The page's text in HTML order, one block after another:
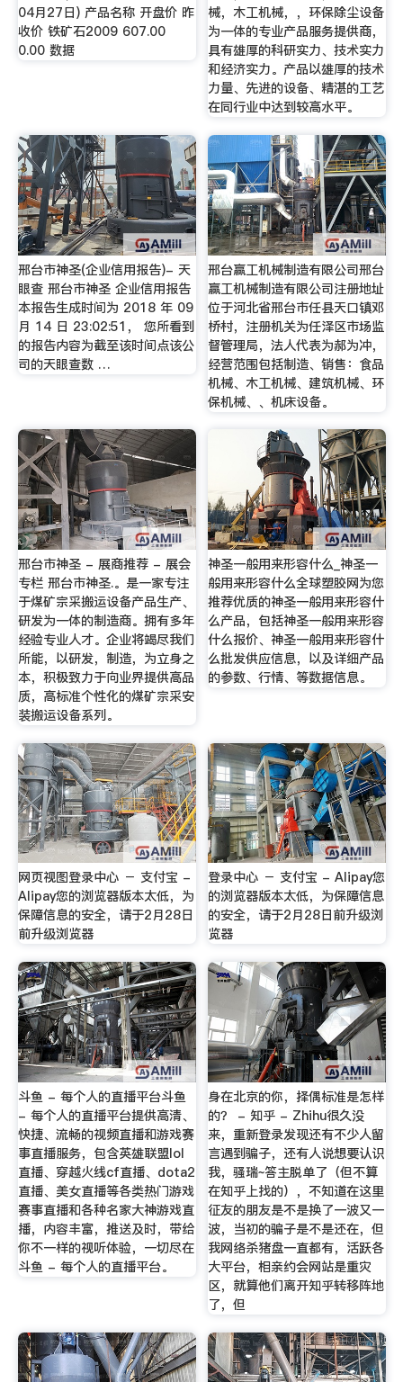
04月27日) 产品名称 开盘价 昨
收价 铁矿石2009 607.00
0.00 数据
械，木工机械，，环保除尘设备
为一体的专业产品服务提供商，
具有雄厚的科研实力、技术实力
和经济实力。产品以雄厚的技术
力量、先进的设备、精湛的工艺
在同行业中达到较高水平。
邢台市神圣(企业信用报告)- 天
眼查 邢台市神圣 企业信用报告
本报告生成时间为 2018 年 09
月 14 日 23:02:51， 您所看到
的报告内容为截至该时间点该公
司的天眼查数 …
邢台赢工机械制造有限公司邢台
赢工机械制造有限公司注册地址
位于河北省邢台市任县天口镇邓
桥村，注册机关为任泽区市场监
督管理局，法人代表为郝为冲，
经营范围包括制造、销售：食品
机械、木工机械、建筑机械、环
保机械、、机床设备。
邢台市神圣 - 展商推荐 - 展会
专栏 邢台市神圣.。是一家专注
于煤矿宗采搬运设备产品生产、
研发为一体的制造商。拥有多年
经验专业人才。企业将竭尽我们
所能，以研发，制造，为立身之
本，积极致力于向业界提供高品
质，高标准个性化的煤矿宗采安
装搬运设备系列。
神圣一般用来形容什么_神圣一
般用来形容什么全球塑胶网为您
推荐优质的神圣一般用来形容什
么产品，包括神圣一般用来形容
什么报价、神圣一般用来形容什
么批发供应信息，以及详细产品
的参数、行情、等数据信息。
网页视图登录中心 － 支付宝 -
Alipay您的浏览器版本太低，为
保障信息的安全，请于2月28日
前升级浏览器
登录中心 － 支付宝 - Alipay您
的浏览器版本太低，为保障信息
的安全，请于2月28日前升级浏
览器
斗鱼 - 每个人的直播平台斗鱼
- 每个人的直播平台提供高清、
快捷、流畅的视频直播和游戏赛
事直播服务，包含英雄联盟lol
直播、穿越火线cf直播、dota2
直播、美女直播等各类热门游戏
赛事直播和各种名家大神游戏直
播，内容丰富，推送及时，带给
你不一样的视听体验，一切尽在
斗鱼 - 每个人的直播平台。
身在北京的你，择偶标准是怎样
的？ - 知乎 - Zhihu很久没
来，重新登录发现还有不少人留
言遇到骗子，还有人说想要认识
我，骚瑞~答主脱单了（但不算
在知乎上找的），不知道在这里
征友的朋友是不是换了一波又一
波，当初的骗子是不是还在，但
我网络杀猪盘一直都有，活跃各
大平台，相亲约会网站是重灾
区，就算他们离开知乎转移阵地
了，但